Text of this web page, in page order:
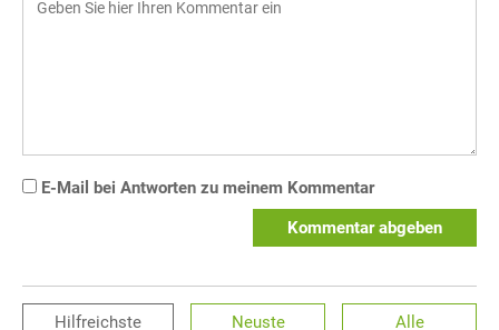
E-Mail bei Antworten zu meinem Kommentar
Kommentar abgeben
Hilfreichste Neuste Alle